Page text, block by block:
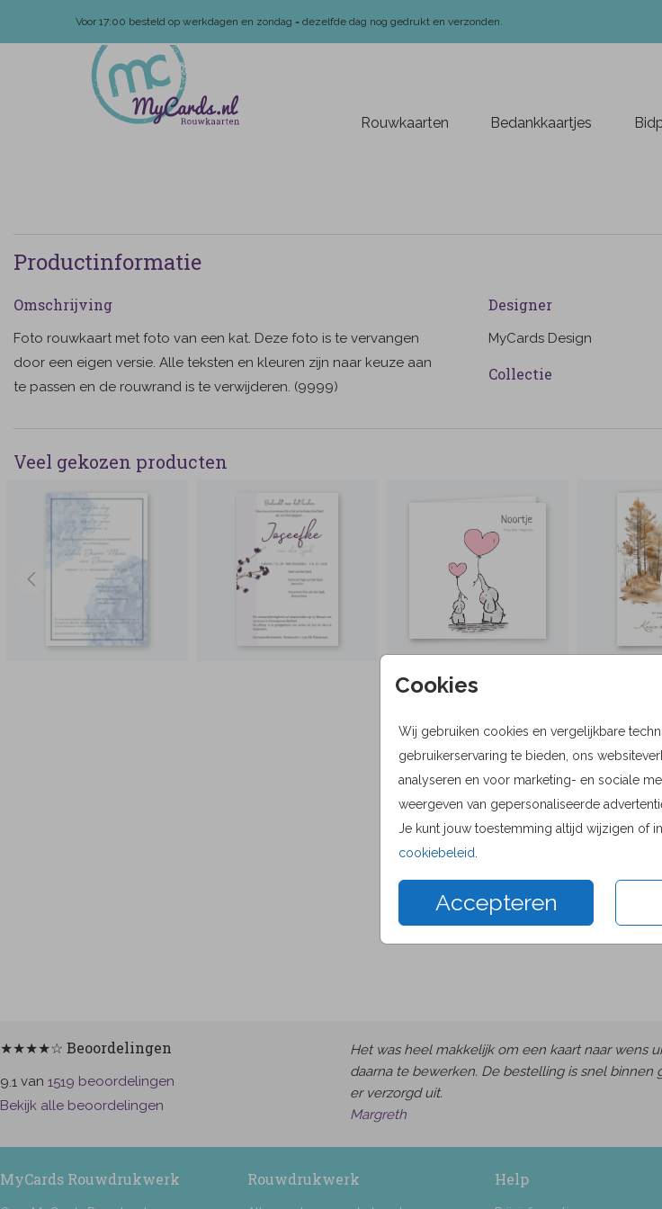
Voor 17:00 besteld op werkdagen en zondag = dezelfde dag nog gedrukt en verzonden.
Rouwkaarten Bedankkaartjes
Cookies
Wij gebruiken cookies en vergelijkbare
gebruikerservaring te bieden, ons
analyseren en voor marketing- en sociale
weergeven van gepersonaliseerde
Je kunt jouw toestemming altijd wijzigen of
cookiebeleid
Accepteren
Productinformatie
Omschrijving
Foto rouwkaart met foto van een kat. Deze foto is te vervangen
door een eigen versie. Alle teksten en kleuren zijn naar keuze aan
te passen en de rouwrand is te verwijderen. (9999)
Designer
MyCards Design
Collectie
Veel gekozen producten
★★★★☆ Beoordelingen
9.1 van 1519 beoordelingen
Bekijk alle beoordelingen
Het was heel makkelijk om een kaart naar wens
daarna te bewerken. De bestelling is snel binnen
er verzorgd uit.
Margreth
MyCards Rouwdrukwerk Rouwdrukwerk Help